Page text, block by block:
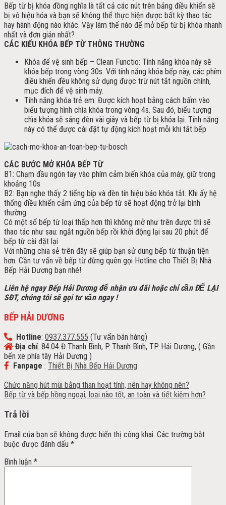
Bếp từ bị khóa đồng nghĩa là tất cả các nút trên bảng điều khiển sẽ
bị vô hiệu hóa và bạn sẽ không thể thực hiện được bất kỳ thao tác
hay hành động nào khác. Vậy làm thế nào để mở bếp từ bị khóa nhanh
nhất và đơn giản nhất?
CÁC KIỂU KHÓA BẾP TỪ THÔNG THƯỜNG
Khóa để vệ sinh bếp – Clean Functio: Tính năng khóa này sẽ
khóa bếp trong vòng 30s. Với tính năng khóa bếp này, các phím
điều khiển đều không sử dụng được trừ nút tắt nguồn chính,
mục đích để vệ sinh máy.
Tính năng khóa trẻ em: Được kích hoạt bằng cách bấm vào
biểu tượng hình chìa khóa trong vòng 4s. Sau đó, biểu tượng
chìa khóa sẽ sáng đèn vài giây và bếp từ bị khóa lại. Tính năng
này có thể được cài đặt tự động kích hoạt mỗi khi tắt bếp
CÁC BƯỚC MỞ KHÓA BẾP TỪ
B1: Chạm đầu ngón tay vào phím cảm biến khóa của máy, giữ trong
khoảng 10s
B2: Bạn nghe thấy 2 tiếng bíp và đèn tín hiệu báo khóa tắt. Khi ấy hệ
thống điều khiển cảm ứng của bếp từ sẽ hoạt động trở lại bình
thường.
Có một số bếp từ loại thấp hơn thì không mở như trên được thì sẽ
thao tác như sau: ngắt nguồn bếp rồi khởi động lại sau 20 phút để
bếp từ cài đặt lại
Với những chia sẻ trên đây sẽ giúp bạn sử dung bếp từ thuận tiện
hơn. Cần tư vấn về bếp từ đừng quên gọi Hotline cho Thiết Bị Nhà
Bếp Hải Dương bạn nhé!
Liên hệ ngay Bếp Hải Dương để nhận ưu đãi hoặc chỉ cần ĐỂ LẠI
SĐT, chúng tôi sẽ gọi tư vấn ngay !
BẾP HẢI DƯƠNG
Hotline: 0937.377.555 (Tư vấn bán hàng)
Địa chỉ: 84.04 Đ Thanh Bình, P. Thanh Bình, TP Hải Dương, ( Gần
bến xe phía tây Hải Dương )
Fanpage : Thiết Bị Nhà Bếp Hải Dương
Chức năng hút mùi bằng than hoạt tính, nên hay không nên?
Bếp từ và bếp hồng ngoại, loại nào tốt, an toàn và tiết kiệm hơn?
Trả lời
Email của bạn sẽ không được hiển thị công khai. Các trường bắt
buộc được đánh dấu *
Bình luận *